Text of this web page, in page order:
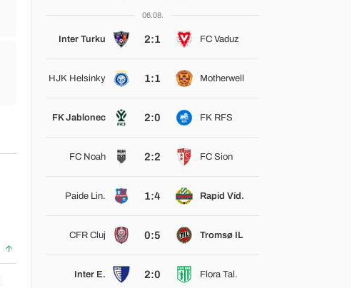
06.08.
Inter Turku 2:1 FC Vaduz
HJK Helsinky 1:1 Motherwell
FK Jablonec 2:0 FK RFS
FC Noah 2:2 FC Sion
Paide Lin. 1:4 Rapid Víd.
CFR Cluj 0:5 Tromsø IL
Inter E. 2:0 Flora Tal.